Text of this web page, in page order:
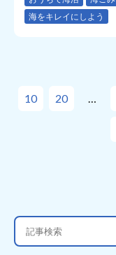
海をキレイにしよう
10 20